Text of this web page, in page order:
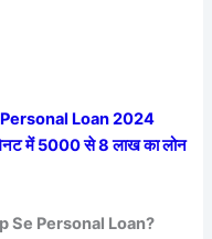
Loan 2024
में 5000 से 8 लाख का लोन
Se Personal Loan?